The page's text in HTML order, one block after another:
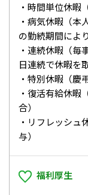
・時間単位休暇
・病気休暇（本
の勤続期間によ
・連続休暇（毎
日連続で休暇を
・特別休暇（慶
・復活有給休暇
合）
・リフレッシュ
与）
福利厚生